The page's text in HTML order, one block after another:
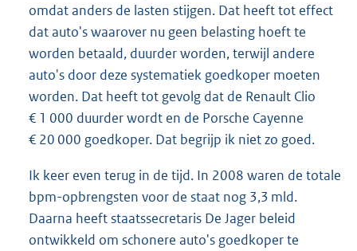
omdat anders de lasten stijgen. Dat heeft tot effect
dat auto's waarover nu geen belasting hoeft te
worden betaald, duurder worden, terwijl andere
auto's door deze systematiek goedkoper moeten
worden. Dat heeft tot gevolg dat de Renault Clio
€ 1 000 duurder wordt en de Porsche Cayenne
€ 20 000 goedkoper. Dat begrijp ik niet zo goed.
Ik keer even terug in de tijd. In 2008 waren de totale
bpm-opbrengsten voor de staat nog 3,3 mld.
Daarna heeft staatssecretaris De Jager beleid
ontwikkeld om schonere auto's goedkoper te